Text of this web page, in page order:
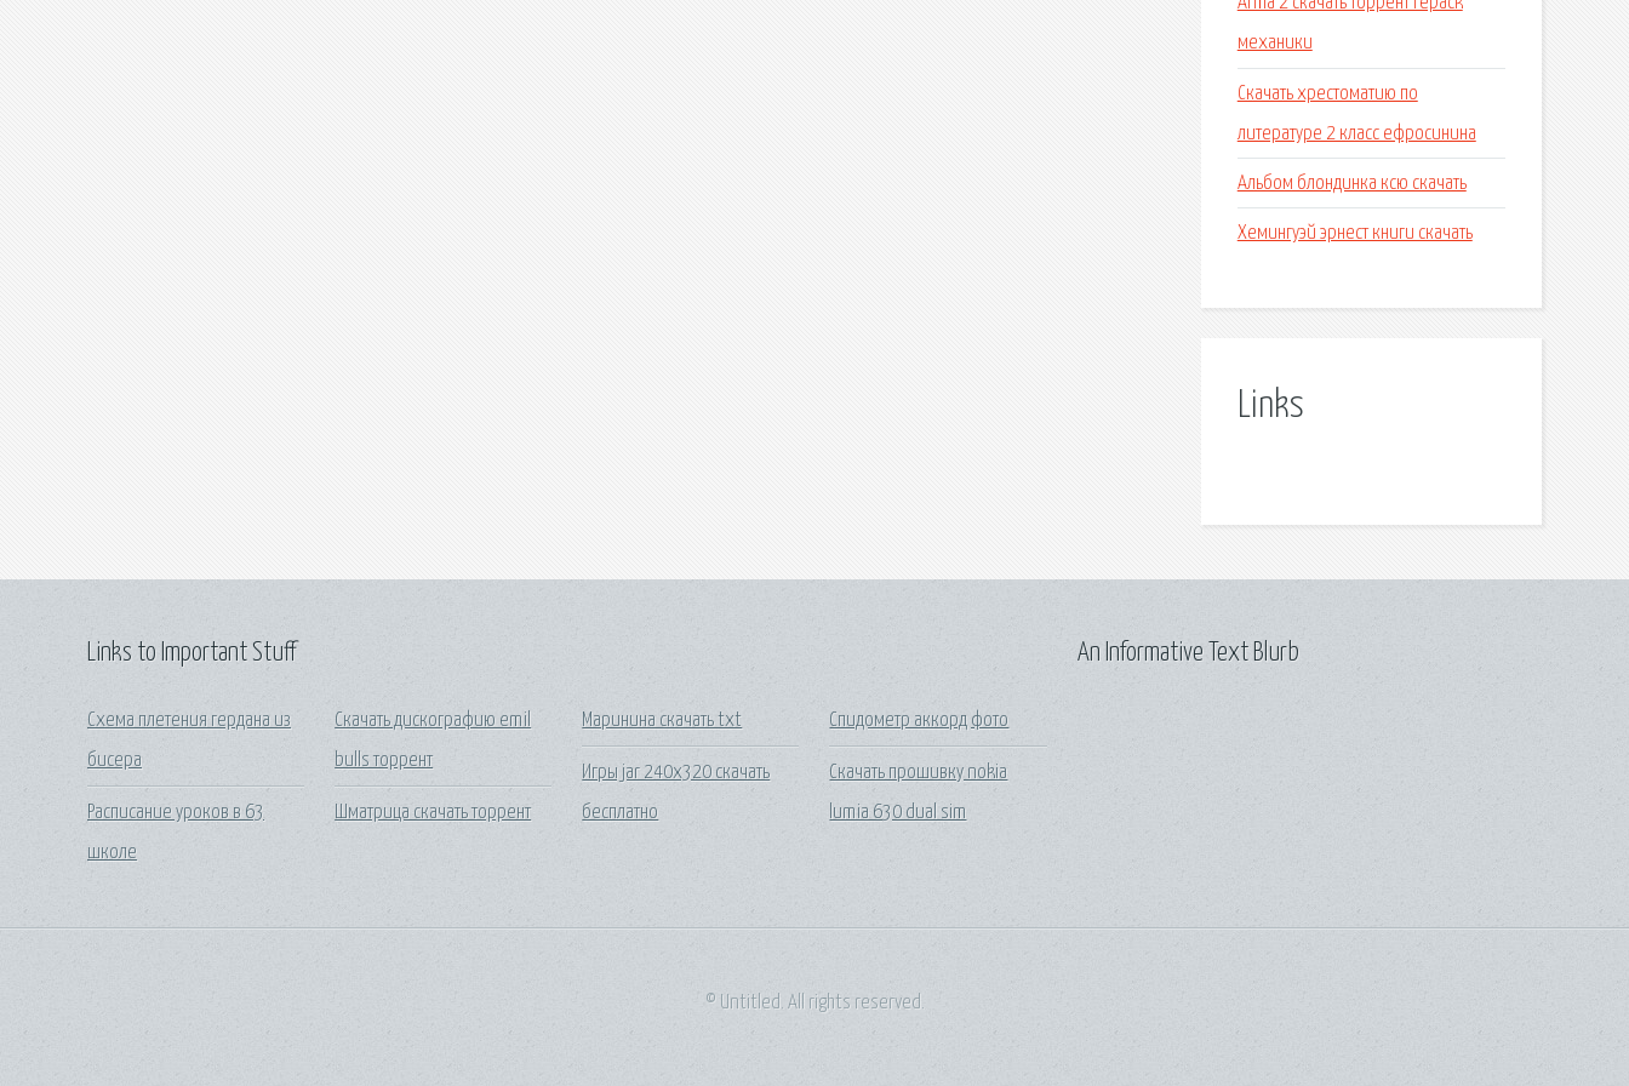
механики
Скачать хрестоматию по
литературе 2 класс ефросинина
Альбом блондинка ксю скачать
Хемингуэй эрнест книги скачать
Links
Links to Important Stuff
Схема плетения гердана из
бисера
Расписание уроков в 63
школе
Скачать дискографию emil
bulls торрент
Шматрица скачать торрент
Маринина скачать txt
Игры jar 240x320 скачать
бесплатно
Спидометр аккорд фото
Скачать прошивку nokia
lumia 630 dual sim
An Informative Text Blurb
© Untitled. All rights reserved.